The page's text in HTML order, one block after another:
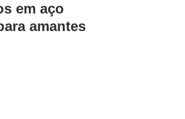
em aço
amantes